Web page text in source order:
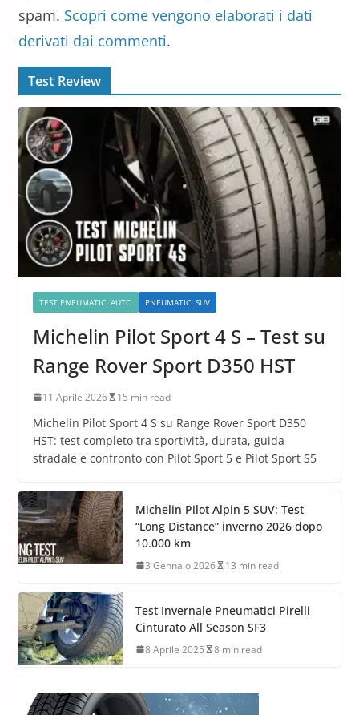
spam. Scopri come vengono elaborati i dati
derivati dai commenti.
Test Review
TEST PNEUMATICI AUTO PNEUMATICI SUV
Michelin Pilot Sport 4 S – Test su
Range Rover Sport D350 HST
11 Aprile 2026 15 min read
Michelin Pilot Sport 4 S su Range Rover Sport D350
HST: test completo tra sportività, durata, guida
stradale e confronto con Pilot Sport 5 e Pilot Sport S5
Michelin Pilot Alpin 5 SUV: Test
“Long Distance” inverno 2026 dopo
10.000 km
3 Gennaio 2026 13 min read
Test Invernale Pneumatici Pirelli
Cinturato All Season SF3
8 Aprile 2025 8 min read